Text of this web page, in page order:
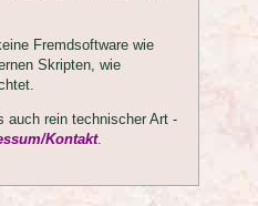
Fremdsoftware wie
Skripten, wie
auch rein technischer Art -
Kontakt.